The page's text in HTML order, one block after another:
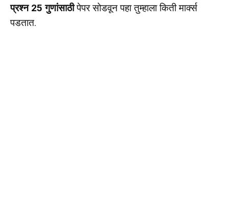
प्रश्न 25 गुणांसाठीपेपर सोडवून पहा तुम्हाला किती मार्क्स
पडतात.